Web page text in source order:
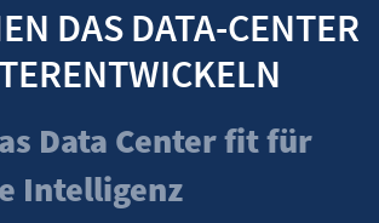
DAS DATA-CENTER
Data Center fit für
Intelligenz